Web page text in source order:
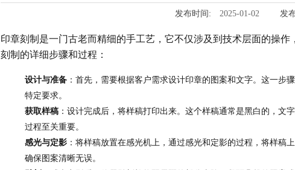
发布时间: 2025-01-02 发
印章刻制是一门古老而精细的手工艺，它不仅涉及到技术层面的操
刻制的详细步骤和过程：
设计与准备 ：首先，需要根据客户需求设计印章的图案和文字。这一
特定要求。
获取样稿 ：设计完成后，将样稿打印出来。这个样稿通常是黑白的，
过程至关重要。
感光与定影 ：将样稿放置在感光机上，通过感光和定影的过程，将样
确保图案清晰无误。